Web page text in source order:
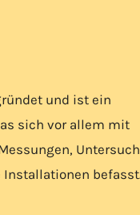
und ist ein
sich vor allem mit